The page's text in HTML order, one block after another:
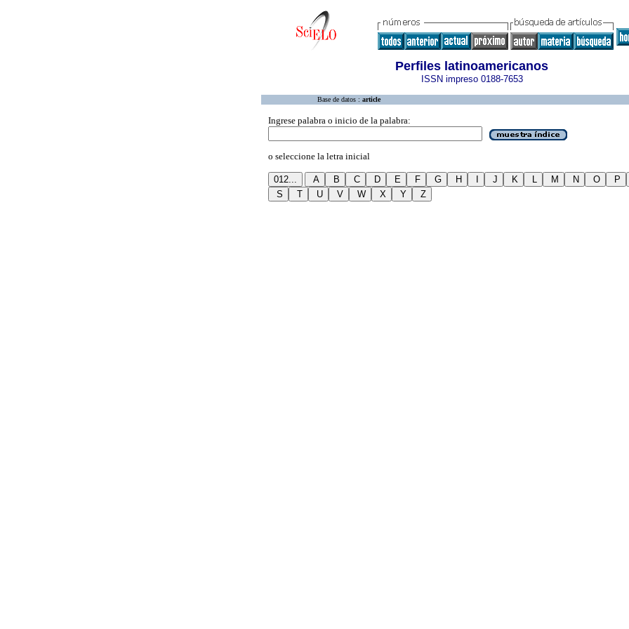
Perfiles latinoamericanos
ISSN impreso 0188-7653
Base de datos : article
Ingrese palabra o inicio de la palabra:
o seleccione la letra inicial